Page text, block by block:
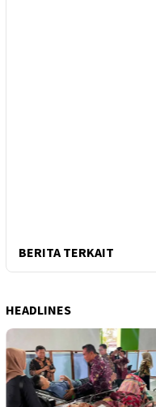
BERITA TERKAIT
HEADLINES